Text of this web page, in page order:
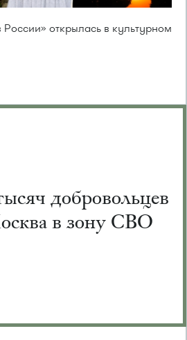
открылась в культурном
добровольцев
в зону СВО